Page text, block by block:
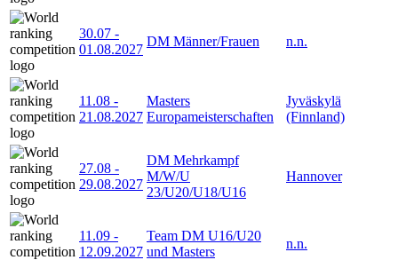
30.07 -
01.08.2027
DM Männer/Frauen n.n.
11.08 -
21.08.2027
Masters
Europameisterschaften
Jyväskylä
(Finnland)
27.08 -
29.08.2027
DM Mehrkampf
M/W/U
23/U20/U18/U16
Hannover
11.09 -
12.09.2027
Team DM U16/U20
und Masters
n.n.